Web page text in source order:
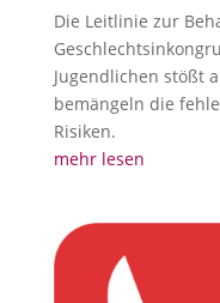
Die Leitlinie zur
Jugendlichen stößt
bemängeln die
Risiken.
mehr lesen